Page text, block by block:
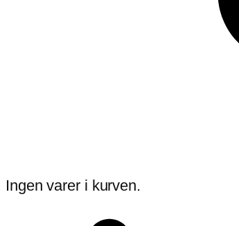
Ingen varer i kurven.